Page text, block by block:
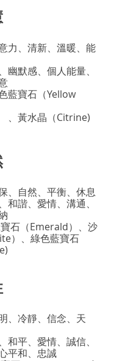
力、清新、溫暖、能
幽默感、個人能量、
藍寶石（Yellow
、黃水晶（Citrine)
、自然、平衡、休息
和諧、愛情、溝通、
石（Emerald）、沙
）、綠色藍寶石
、冷靜、信念、天
和平、愛情、誠信、
平和、忠誠